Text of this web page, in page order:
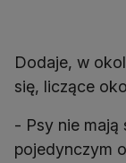
Dodaje, w
się, liczące
- Psy nie mają
pojedynczym